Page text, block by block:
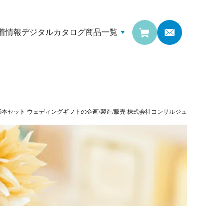
セット ウェディングギフトの企画/製造/販売 株式会社コンサルジュ
情報デジタルカタログ商品一覧